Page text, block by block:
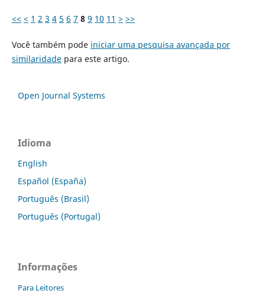
<< < 1 2 3 4 5 6 7 8 9 10 11 > >>
Você também pode iniciar uma pesquisa avançada por
similaridadepara este artigo.
Open Journal Systems
Idioma
English
Español (España)
Português (Brasil)
Português (Portugal)
Informações
Para Leitores